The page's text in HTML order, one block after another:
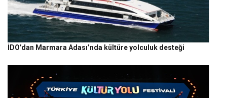
İDO’dan Marmara Adası’nda kültüre yolculuk desteği